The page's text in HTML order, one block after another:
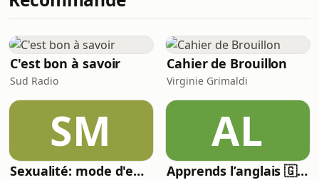
la démence précoce.Dans ce
hormones du Cocon, on parle d'une
transition que beaucoup de femmes
vivent comme un tsunami
C'est bon à savoir
Sud Radio
Cahier de Brouillon
Virginie Grimaldi
SM
Sexualité: mode d'emploi
AL
Apprends l’anglais 🇬🇧 pendant ton sommeil 😴 1000 phrases pour débutants | avec 1000-words.com